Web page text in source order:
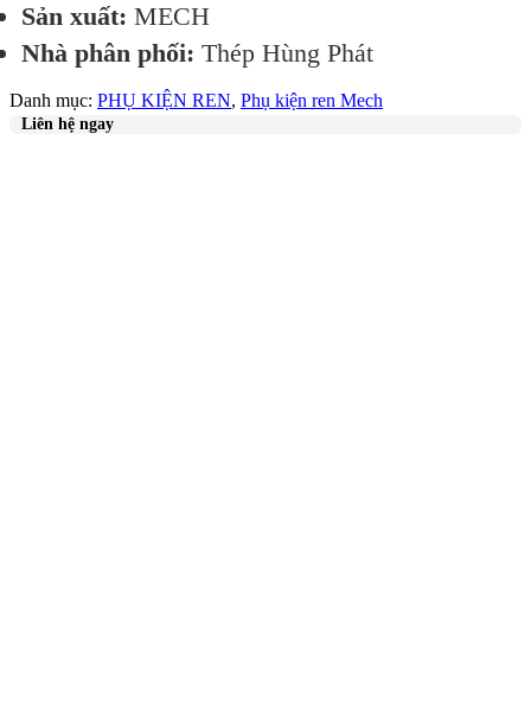
Sản xuất: MECH
Nhà phân phối: Thép Hùng Phát
Danh mục: PHỤ KIỆN REN, Phụ kiện ren Mech
Liên hệ ngay